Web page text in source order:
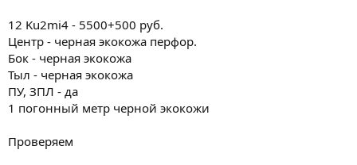
12 Ku2mi4 - 5500+500 руб.
Центр - черная экокожа перфор.
Бок - черная экокожа
Тыл - черная экокожа
ПУ, ЗПЛ - да
1 погонный метр черной экокожи
Проверяем